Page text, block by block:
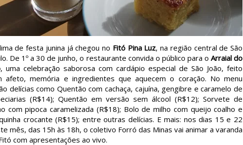
de festa junina já chegou no Fitó Pina Luz, na região central de São
De 1º a 30 de junho, o restaurante convida o público para o Arraial do
, uma celebração saborosa com cardápio especial de São João, feito
afeto, memória e ingredientes que aquecem o coração. No menu
delícias como Quentão com cachaça, cajuína, gengibre e caramelo de
(R$14); Quentão em versão sem álcool (R$12); Sorvete de
com pipoca caramelizada (R$18); Bolo de milho com queijo coalho e
crocante (R$15); entre outras delícias. E mais: nos dias 15 e 22
mês, das 15h às 18h, o coletivo Forró das Minas vai animar a varanda
com apresentações ao vivo.